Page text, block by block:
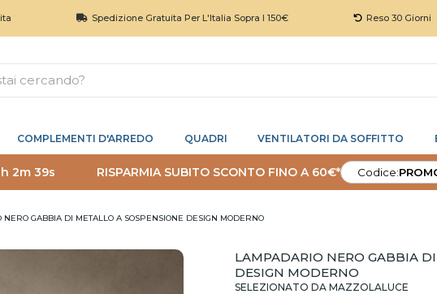
Spedizione Gratuita Per L'Italia Sopra I 150€ Reso 30 Giorni
COMPLEMENTI D'ARREDO QUADRI VENTILATORI DA SOFFITTO
2m 38s RISPARMIA SUBITO SCONTO FINO A 60€* Codice:
NERO GABBIA DI METALLO A SOSPENSIONE DESIGN MODERNO
LAMPADARIO NERO GABBIA
DESIGN MODERNO
SELEZIONATO DA MAZZOLALUCE